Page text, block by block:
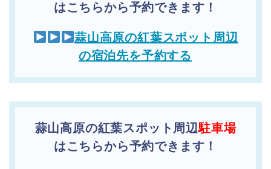
はこちらから予約できます！
蒜山高原の紅葉スポット周辺
の宿泊先を予約する
蒜山高原の紅葉スポット周辺駐車場
はこちらから予約できます！